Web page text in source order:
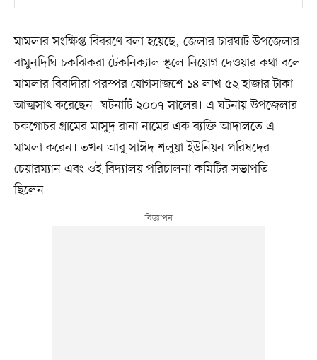
মামলার সংক্ষিপ্ত বিবরণে বলা হয়েছে, জেলার চারঘাট উপজেলার
বামুনদিঘি চকঝিকরা টেকনিক্যাল স্কুলে নিয়োগ দেওয়ার কথা বলে
মামলার বিবাদীরা পরস্পর যোগসাজশে ১৪ লাখ ৫২ হাজার টাকা
আত্মসাৎ করেছেন। ঘটনাটি ২০০৭ সালের। এ ঘটনায় উপজেলার
চকগোচর গ্রামের মাসুদ রানা নামের এক ব্যক্তি আদালতে এ
মামলা করেন। তখন আবু সাঈদ শলুয়া ইউনিয়ন পরিষদের
চেয়ারম্যান এবং ওই বিদ্যালয় পরিচালনা কমিটির সভাপতি
ছিলেন।